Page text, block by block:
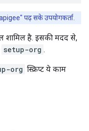
पढ़ सके उपयोगकर्ता.
है. इसकी मदद से,
setup-org .
org स्क्रिप्ट ये काम